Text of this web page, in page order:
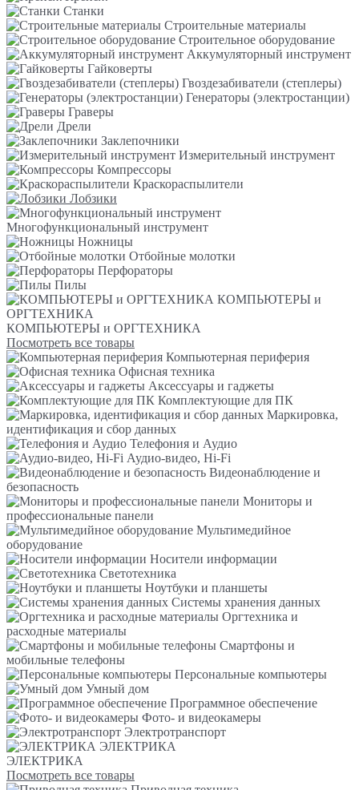
Станки
Строительные материалы
Строительное оборудование
Аккумуляторный инструмент
Гайковерты
Гвоздезабиватели (степлеры)
Генераторы (электростанции)
Граверы
Дрели
Заклепочники
Измерительный инструмент
Компрессоры
Краскораспылители
Лобзики
Многофункциональный инструмент
Ножницы
Отбойные молотки
Перфораторы
Пилы
КОМПЬЮТЕРЫ и
ОРГТЕХНИКА
КОМПЬЮТЕРЫ и ОРГТЕХНИКА
Посмотреть все товары
Компьютерная периферия
Офисная техника
Аксессуары и гаджеты
Комплектующие для ПК
Маркировка,
идентификация и сбор данных
Телефония и Аудио
Аудио-видео, Hi-Fi
Видеонаблюдение и
безопасность
Мониторы и
профессиональные панели
Мультимедийное
оборудование
Носители информации
Светотехника
Ноутбуки и планшеты
Системы хранения данных
Оргтехника и
расходные материалы
Смартфоны и
мобильные телефоны
Персональные компьютеры
Умный дом
Программное обеспечение
Фото- и видеокамеры
Электротранспорт
ЭЛЕКТРИКА
ЭЛЕКТРИКА
Посмотреть все товары